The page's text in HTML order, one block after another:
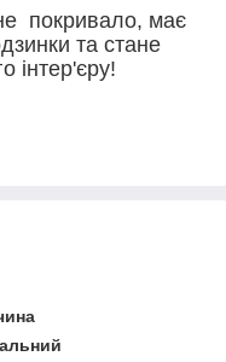
покривало, має
та стане
інтер'єру!